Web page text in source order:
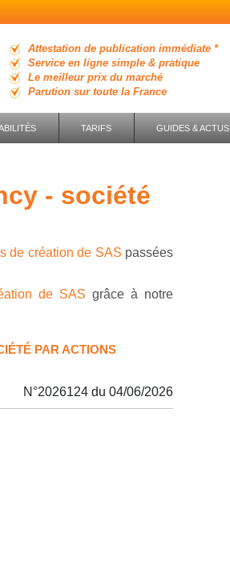
Attestation de publication immédiate *
Service en ligne simple & pratique
Le meilleur prix du marché
Parution sur toute la France
TARIFS GUIDES & ACTUS
de création de SAS passées
de SAS grâce à notre
PAR ACTIONS
N°2026124 du 04/06/2026